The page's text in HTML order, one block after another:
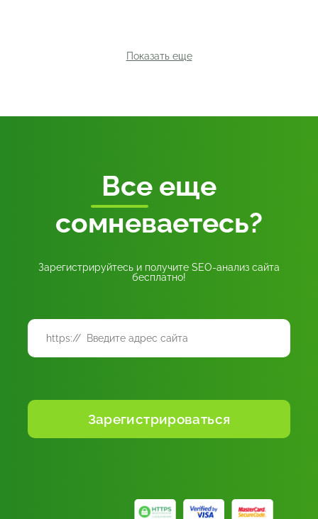
Показать еще
Все еще
сомневаетесь?
Зарегистрируйтесь и получите SEO-анализ сайта
бесплатно!